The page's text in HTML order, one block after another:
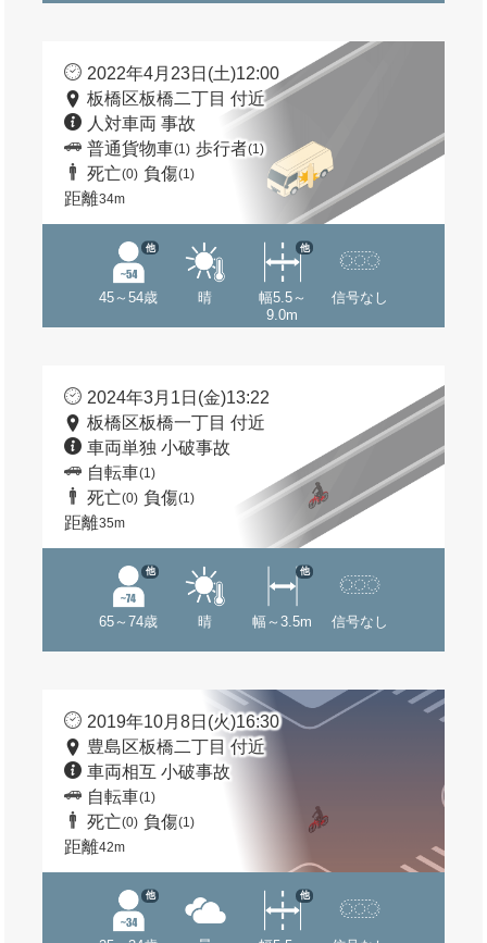
2022年4月23日(土)12:00
板橋区板橋二丁目 付近
人対車両 事故
普通貨物車(1) 歩行者(1)
死亡(0) 負傷(1)
距離34m
45～54歳
他
晴
幅5.5～
9.0m
他
信号なし
2024年3月1日(金)13:22
板橋区板橋一丁目 付近
車両単独 小破事故
自転車(1)
死亡(0) 負傷(1)
距離35m
65～74歳
他
晴 幅～3.5m
他
信号なし
2019年10月8日(火)16:30
豊島区板橋二丁目 付近
車両相互 小破事故
自転車(1)
死亡(0) 負傷(1)
距離42m
他 他